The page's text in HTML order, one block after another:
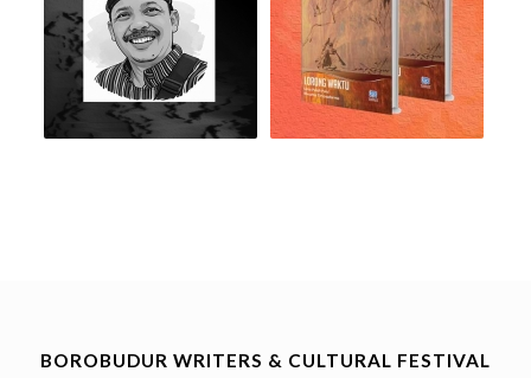
BOROBUDUR WRITERS & CULTURAL FESTIVAL